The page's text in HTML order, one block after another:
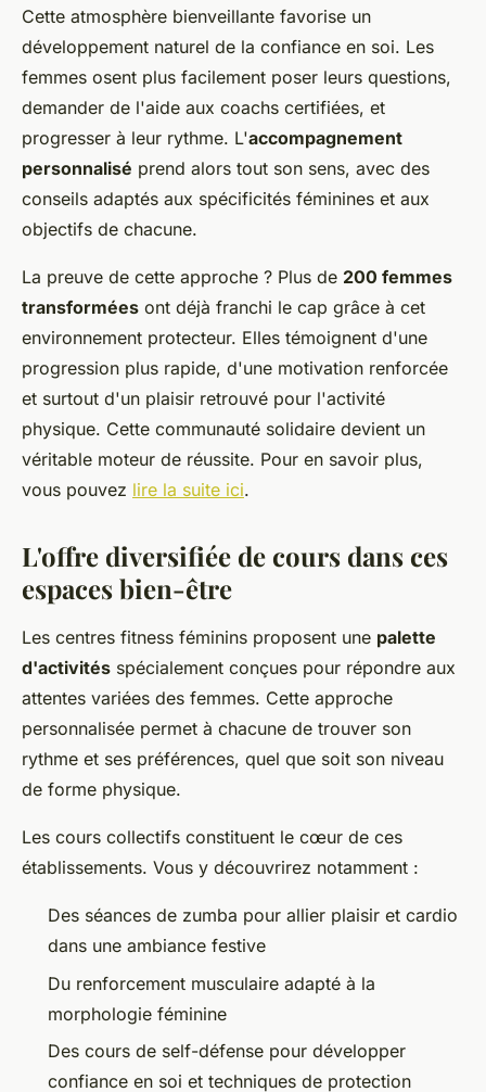
Cette atmosphère bienveillante favorise un
développement naturel de la confiance en soi. Les
femmes osent plus facilement poser leurs questions,
demander de l'aide aux coachs certifiées, et
progresser à leur rythme. L'accompagnement
personnalisé prend alors tout son sens, avec des
conseils adaptés aux spécificités féminines et aux
objectifs de chacune.
La preuve de cette approche ? Plus de 200 femmes
transformées ont déjà franchi le cap grâce à cet
environnement protecteur. Elles témoignent d'une
progression plus rapide, d'une motivation renforcée
et surtout d'un plaisir retrouvé pour l'activité
physique. Cette communauté solidaire devient un
véritable moteur de réussite. Pour en savoir plus,
vous pouvez lire la suite ici.
L'offre diversifiée de cours dans ces
espaces bien-être
Les centres fitness féminins proposent une palette
d'activités spécialement conçues pour répondre aux
attentes variées des femmes. Cette approche
personnalisée permet à chacune de trouver son
rythme et ses préférences, quel que soit son niveau
de forme physique.
Les cours collectifs constituent le cœur de ces
établissements. Vous y découvrirez notamment :
Des séances de zumba pour allier plaisir et cardio
dans une ambiance festive
Du renforcement musculaire adapté à la
morphologie féminine
Des cours de self-défense pour développer
confiance en soi et techniques de protection